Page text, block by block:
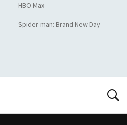
HBO Max
Spider-man: Brand New Day